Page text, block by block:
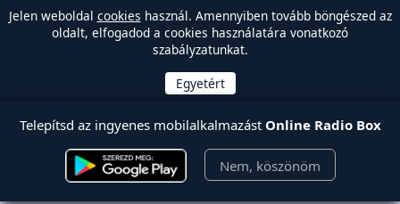
Jelen weboldal cookies használ. Amennyiben tovább böngészed az
oldalt, elfogadod a cookies használatára vonatkozó
szabályzatunkat.
Telepítsd az ingyenes mobilalkalmazást Online Radio Box
Nem, köszönöm